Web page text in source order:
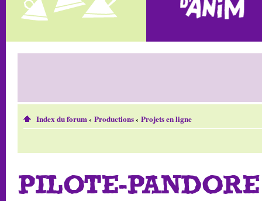
Index du forum‹ Productions‹ Projets en ligne
PILOTE-PANDORE